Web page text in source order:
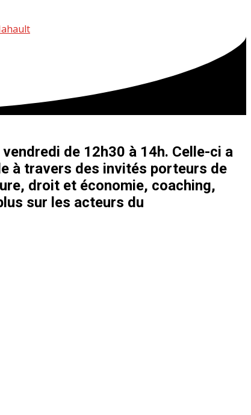
de 12h30 à 14h. Celle-ci a
à travers des invités porteurs de
droit et économie, coaching,
sur les acteurs du